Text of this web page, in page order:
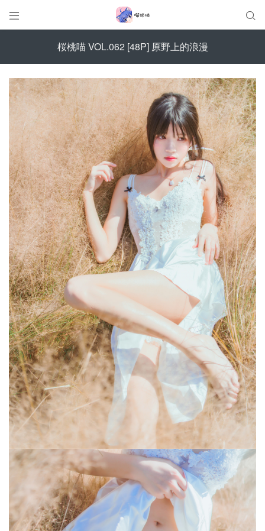
 
桜桃喵 VOL.062 [48P] 原野上的浪漫